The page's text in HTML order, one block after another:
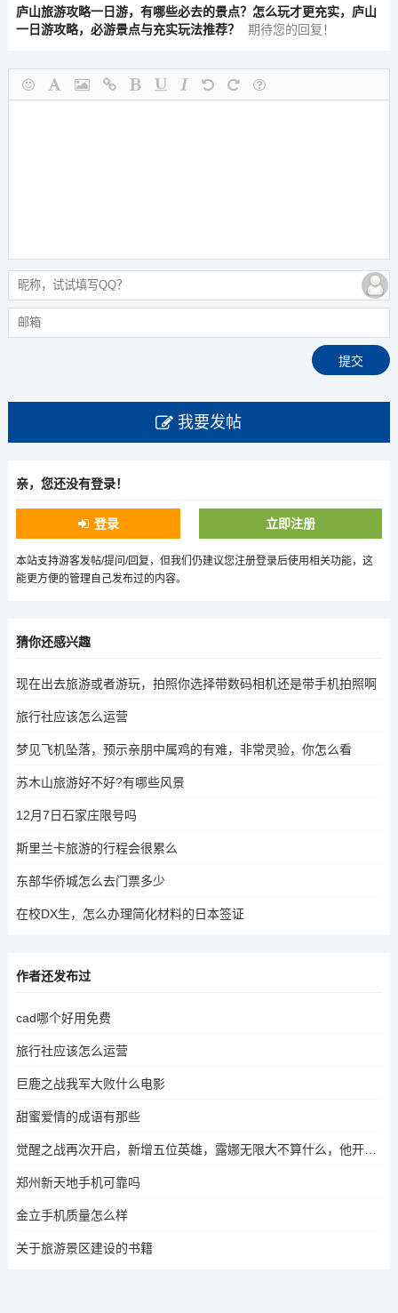
庐山旅游攻略一日游，有哪些必去的景点？怎么玩才更充实，庐山
一日游攻略，必游景点与充实玩法推荐？
期待您的回复！
我要发帖
亲，您还没有登录！
登录 立即注册
本站支持游客发帖/提问/回复，但我们仍建议您注册登录后使用相关功能，这
能更方便的管理自己发布过的内容。
猜你还感兴趣
现在出去旅游或者游玩，拍照你选择带数码相机还是带手机拍照啊
旅行社应该怎么运营
梦见飞机坠落，预示亲朋中属鸡的有难，非常灵验，你怎么看
苏木山旅游好不好?有哪些风景
12月7日石家庄限号吗
斯里兰卡旅游的行程会很累么
东部华侨城怎么去门票多少
在校DX生，怎么办理简化材料的日本签证
作者还发布过
cad哪个好用免费
旅行社应该怎么运营
巨鹿之战我军大败什么电影
甜蜜爱情的成语有那些
觉醒之战再次开启，新增五位英雄，露娜无限大不算什么，他开启全屏大招，你觉得怎么样
郑州新天地手机可靠吗
金立手机质量怎么样
关于旅游景区建设的书籍